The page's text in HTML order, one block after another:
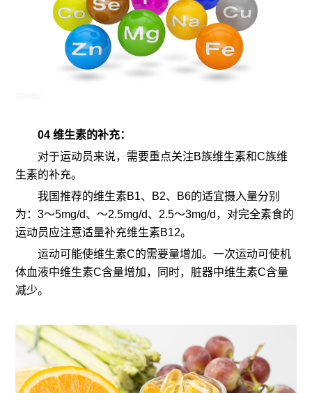
04 维生素的补充：
对于运动员来说，需要重点关注B族维生素和C族维
生素的补充。
我国推荐的维生素B1、B2、B6的适宜摄入量分别
为：3～5mg/d、～2.5mg/d、2.5～3mg/d，对完全素食的
运动员应注意适量补充维生素B12。
运动可能使维生素C的需要量增加。一次运动可使机
体血液中维生素C含量增加，同时，脏器中维生素C含量
减少。